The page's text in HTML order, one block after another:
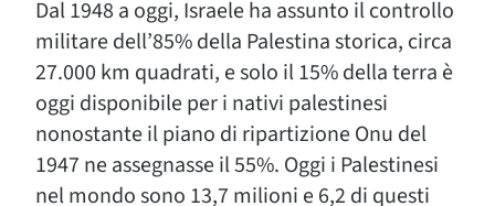
Dal 1948 a oggi, Israele ha assunto il controllo
militare dell’85% della Palestina storica, circa
27.000 km quadrati, e solo il 15% della terra è
oggi disponibile per i nativi palestinesi
nonostante il piano di ripartizione Onu del
1947 ne assegnasse il 55%. Oggi i Palestinesi
nel mondo sono 13,7 milioni e 6,2 di questi